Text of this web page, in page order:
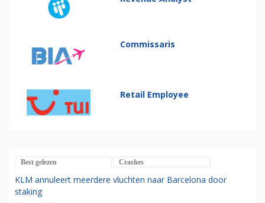
Commissaris
Retail Employee
Best gelezen Crashes
KLM annuleert meerdere vluchten naar Barcelona door
staking